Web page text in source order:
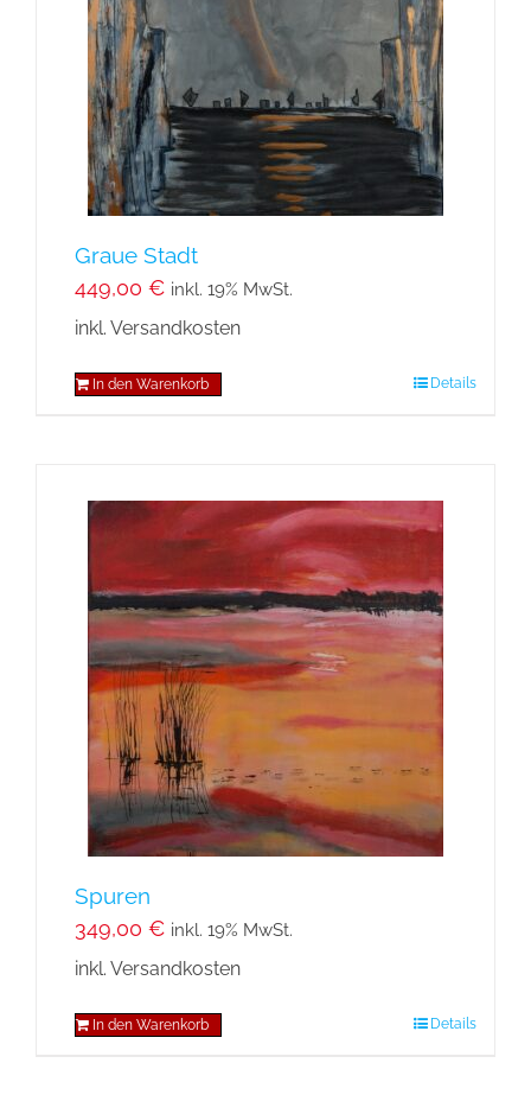
Graue Stadt
449,00 € inkl. 19% MwSt.
inkl. Versandkosten
In den Warenkorb Details
Spuren
349,00 € inkl. 19% MwSt.
inkl. Versandkosten
In den Warenkorb Details